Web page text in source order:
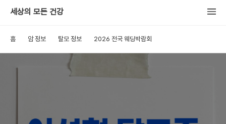
세상의 모든 건강
홈 암 정보 탈모 정보 2026 전국 웨딩박람회